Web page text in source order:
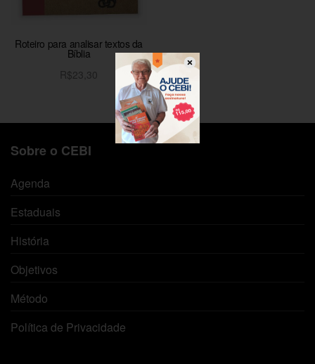
Roteiro para analisar textos da
Bíblia
R$23,30
Adicionar ao carrinho
Sobre o CEBI
Agenda
Estaduais
História
Objetivos
Método
Política de Privacidade